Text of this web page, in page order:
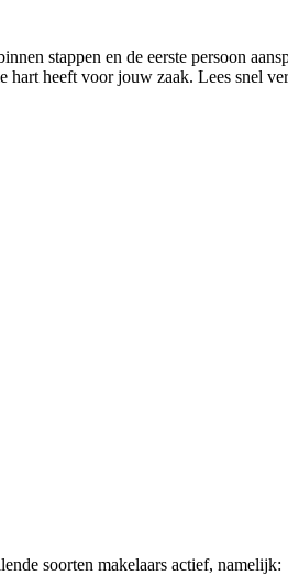
stappen en de eerste persoon
heeft voor jouw zaak. Lees snel
soorten makelaars actief, namelijk: